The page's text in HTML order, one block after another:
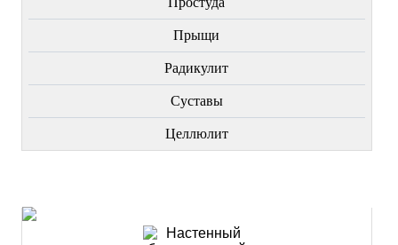
Прыщи
Радикулит
Суставы
Целлюлит